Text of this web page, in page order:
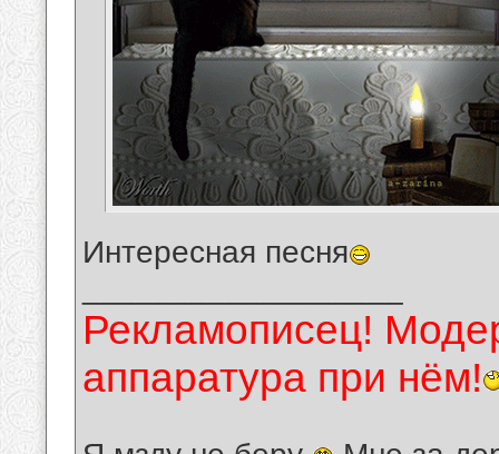
Интересная песня
Рекламописец!
аппаратура при нём!